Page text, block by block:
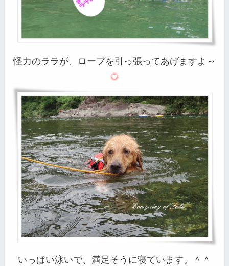
怪力のララが、ロープを引っ張ってあげますよ～
いっぱい泳いで、満足そうに寝ています。＾＾